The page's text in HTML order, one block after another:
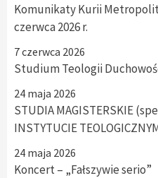
Komunikaty Kurii
czerwca 2026 r.
7 czerwca 2026
Studium Teologii
24 maja 2026
STUDIA MAGISTERSKIE
INSTYTUCIE
24 maja 2026
Koncert – „Fałszywie serio”